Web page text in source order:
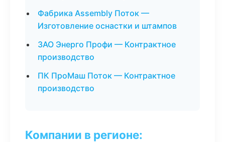
Фабрика Assembly Поток —
Изготовление оснастки и штампов
ЗАО Энерго Профи — Контрактное
производство
ПК ПроМаш Поток — Контрактное
производство
Компании в регионе: